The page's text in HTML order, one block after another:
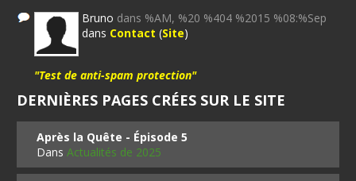
Bruno dans %AM, %20 %404 %2015 %08:%Sep
dans Contact (Site)
"Test de anti-spam protection"
DERNIÈRES PAGES CRÉES SUR LE SITE
Après la Quête - Épisode 5
DansActualités de 2025